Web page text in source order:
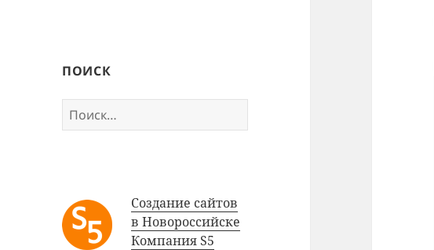
ПОИСК
Найти:
Создание сайтов
в Новороссийске
Компания S5